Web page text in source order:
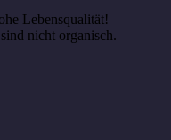
Lebensqualität!
nicht organisch.